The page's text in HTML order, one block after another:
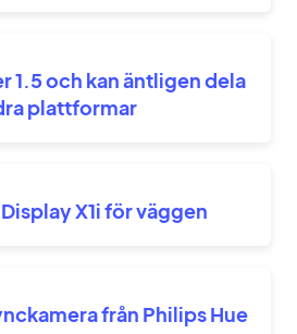
1.5 och kan äntligen dela
plattformar
X1i för väggen
från Philips Hue